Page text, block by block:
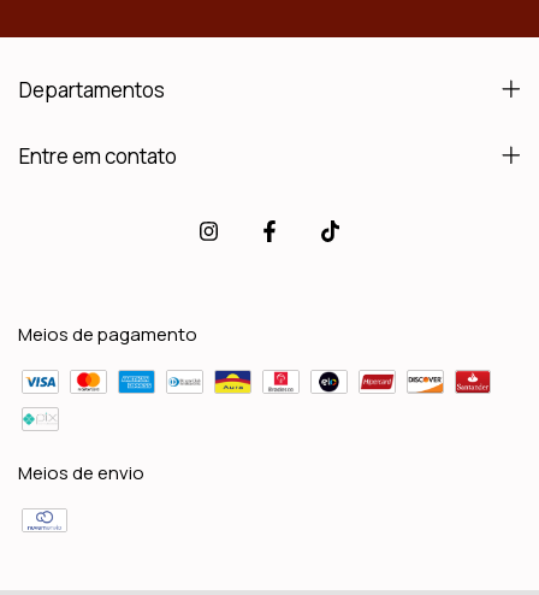
Departamentos
Entre em contato
Meios de pagamento
Meios de envio